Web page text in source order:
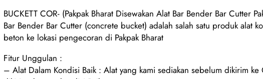
BUCKETT COR- (Pakpak Bharat Disewakan Alat Bar Bender Bar Cutter
Bar Bender Bar Cutter (concrete bucket) adalah salah satu produk alat
beton ke lokasi pengecoran di Pakpak Bharat
Fitur Unggulan :
– Alat Dalam Kondisi Baik : Alat yang kami sediakan sebelum dikirim